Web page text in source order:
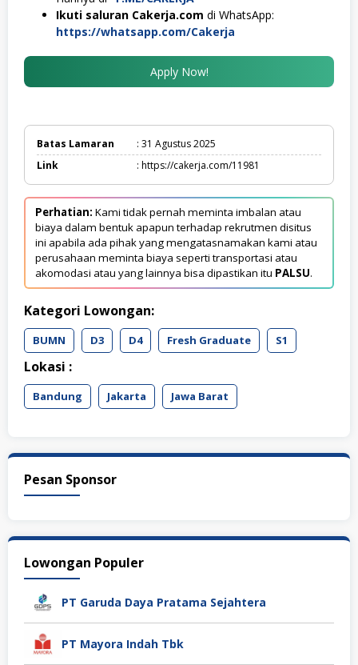
Ikuti saluran Cakerja.com di WhatsApp:
https://whatsapp.com/Cakerja
Apply Now!
Batas Lamaran
: 31 Agustus 2025
Link
: https://cakerja.com/11981
Perhatian: Kami tidak pernah meminta imbalan atau
biaya dalam bentuk apapun terhadap rekrutmen disitus
ini apabila ada pihak yang mengatasnamakan kami atau
perusahaan meminta biaya seperti transportasi atau
akomodasi atau yang lainnya bisa dipastikan itu PALSU.
Kategori Lowongan:
BUMN D3 D4 Fresh Graduate S1
Lokasi :
Bandung Jakarta Jawa Barat
Pesan Sponsor
Lowongan Populer
PT Garuda Daya Pratama Sejahtera
PT Mayora Indah Tbk